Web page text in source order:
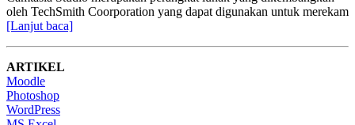
oleh TechSmith Coorporation yang dapat digunakan untuk merekam
[Lanjut baca]
ARTIKEL
Moodle
Photoshop
WordPress